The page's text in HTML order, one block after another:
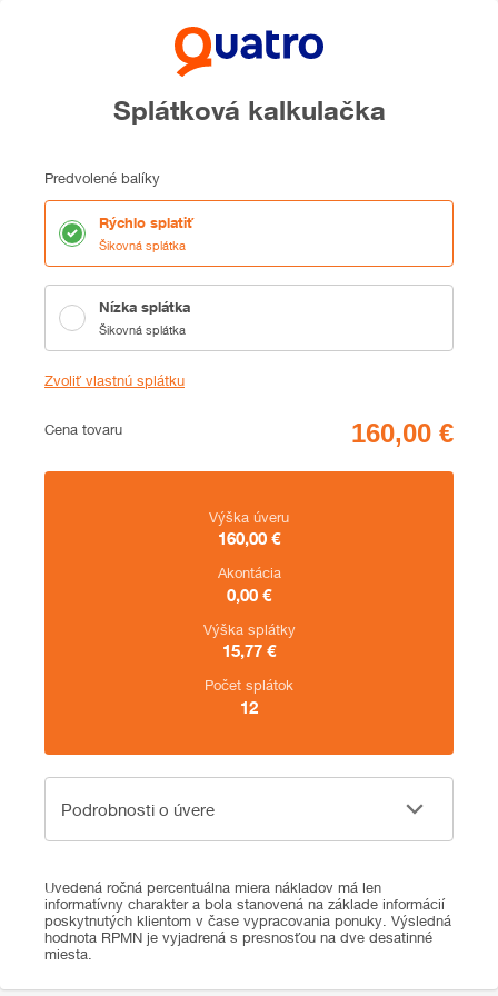
Splátková kalkulačka
Predvolené balíky
Rýchlo splatiť
Šikovná splátka
Nízka splátka
Šikovná splátka
Zvoliť vlastnú splátku
Cena
Cena tovaru
Zhrnutie
Výška úveru
160,00 €
Akontácia
0,00 €
Výška splátky
15,77 €
Počet splátok
12
Podrobnosti o úvere
Podrobnosti o úvere
Uvedená ročná percentuálna miera nákladov má len
informatívny charakter a bola stanovená na základe informácií
poskytnutých klientom v čase vypracovania ponuky. Výsledná
hodnota RPMN je vyjadrená s presnosťou na dve desatinné
miesta.